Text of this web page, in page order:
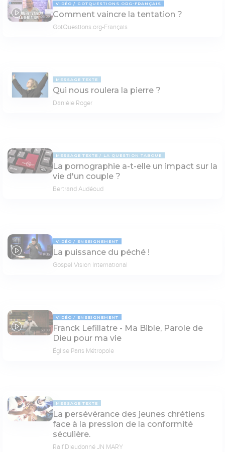
05:09
VIDÉO GOTQUESTIONS.ORG-FRANÇAIS
Comment vaincre la tentation ?
GotQuestions.org-Français
MESSAGE TEXTE
Qui nous roulera la pierre ?
Danièle Roger
MESSAGE TEXTE LA QUESTION TABOUE
La pornographie a-t-elle un impact sur la
vie d'un couple ?
Bertrand Audéoud
14:16
VIDÉO ENSEIGNEMENT
La puissance du péché !
Gospel Vision International
53:33
VIDÉO ENSEIGNEMENT
Franck Lefillatre - Ma Bible, Parole de
Dieu pour ma vie
Église Paris Métropole
MESSAGE TEXTE
La persévérance des jeunes chrétiens
face à la pression de la conformité
séculière.
Ralf Dieudonné JN MARY